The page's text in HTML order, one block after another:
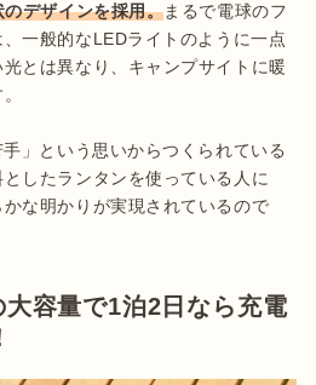
デザインを採用。まるで電球のフ
一般的なLEDライトのように一点
とは異なり、キャンプサイトに暖
手」という思いからつくられている
したランタンを使っている人に
な明かりが実現されているので
大容量で1泊2日なら充電